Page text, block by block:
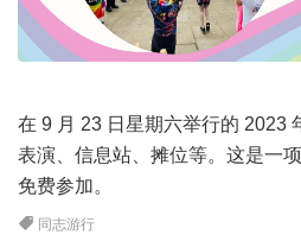
在 9 月 23 日星期六举行的 2023
表演、信息站、摊位等。这是一
免费参加。
同志游行